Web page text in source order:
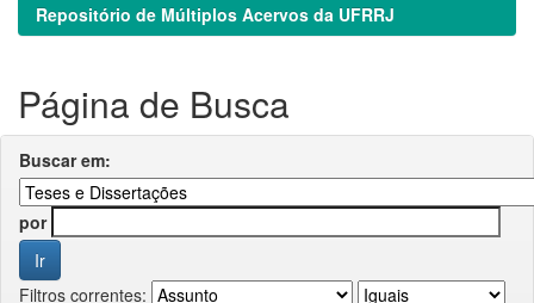
Repositório de Múltiplos Acervos da UFRRJ
Página de Busca
Buscar em:
por
Filtros correntes: